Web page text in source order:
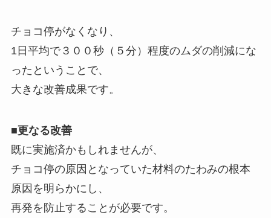
チョコ停がなくなり、
1日平均で３００秒（５分）程度のムダの削減にな
ったということで、
大きな改善成果です。
■更なる改善
既に実施済かもしれませんが、
チョコ停の原因となっていた材料のたわみの根本
原因を明らかにし、
再発を防止することが必要です。